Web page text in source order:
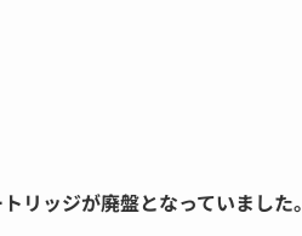
リッジが廃盤となっていました。